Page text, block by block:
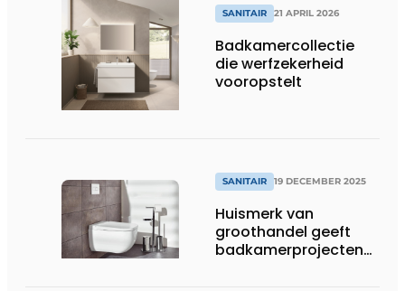
SANITAIR 21 APRIL 2026
Badkamercollectie
die werfzekerheid
vooropstelt
SANITAIR 19 DECEMBER 2025
Huismerk van
groothandel geeft
badkamerprojecten